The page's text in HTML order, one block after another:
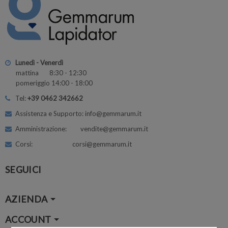
Lunedì - Venerdì
mattina 8:30 - 12:30
pomeriggio 14:00 - 18:00
Tel:+39 0462 342662
Assistenza e Supporto: info@gemmarum.it
Amministrazione: vendite@gemmarum.it
Corsi: corsi@gemmarum.it
SEGUICI
AZIENDA
ACCOUNT